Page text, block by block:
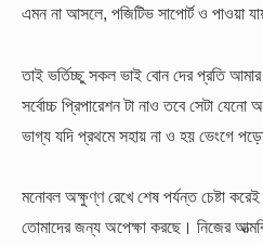
এমন না আসলে, পজিটিভ সাপোর্ট ও পাওয়া
তাই ভর্তিচ্ছু সকল ভাই বোন দের প্রতি
সর্বোচ্চ প্রিপারেশন টা নাও তবে সেটা
ভাগ্য যদি প্রথমে সহায় না ও হয় ভেংগে
মনোবল অক্ষুণ্ণ রেখে শেষ পর্যন্ত চেষ্টা
তোমাদের জন্য অপেক্ষা করছে। নিজের